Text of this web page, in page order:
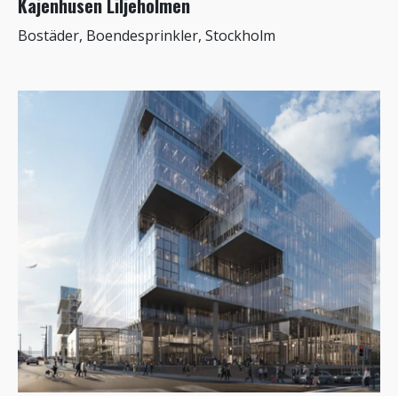
Kajenhusen Liljeholmen
Bostäder, Boendesprinkler, Stockholm